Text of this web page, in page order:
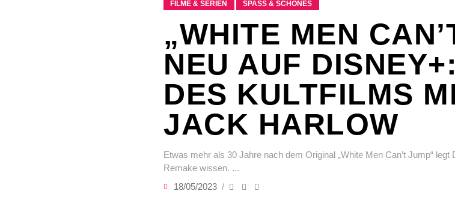
FILME & SERIEN SPASS & SCHÖNES
„WHITE MEN
NEU AUF
DES KULTFILMS
JACK HARLOW
Etwas mehr als 30 Jahre nach dem Original „White Men Can’t Jump“
Remake wissen.
18/05/2023